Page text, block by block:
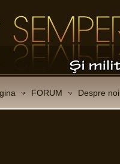
FORUM Despre noi